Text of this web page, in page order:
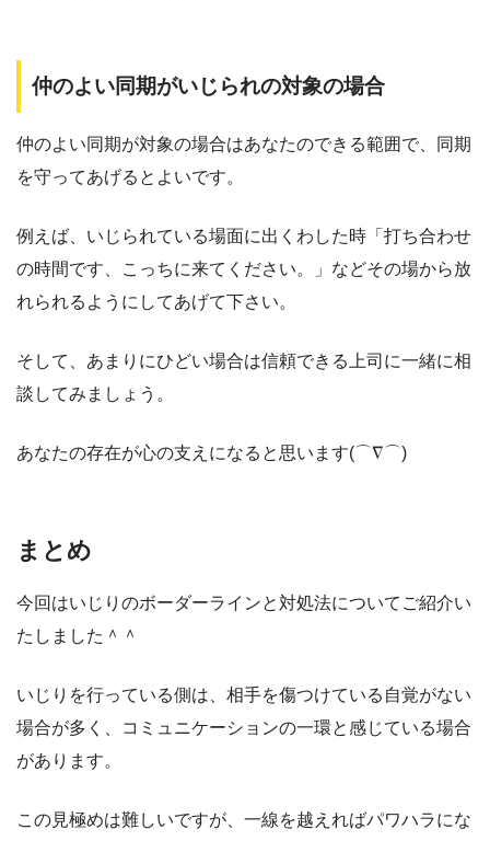
仲のよい同期がいじられの対象の場合
仲のよい同期が対象の場合はあなたのできる範囲で、同期
を守ってあげるとよいです。
例えば、いじられている場面に出くわした時「打ち合わせ
の時間です、こっちに来てください。」などその場から放
れられるようにしてあげて下さい。
そして、あまりにひどい場合は信頼できる上司に一緒に相
談してみましょう。
あなたの存在が心の支えになると思います(⌒∇⌒)
まとめ
今回はいじりのボーダーラインと対処法についてご紹介い
たしました＾＾
いじりを行っている側は、相手を傷つけている自覚がない
場合が多く、コミュニケーションの一環と感じている場合
があります。
この見極めは難しいですが、一線を越えればパワハラにな